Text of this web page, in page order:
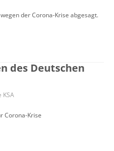
der Corona-Krise abgesagt.
des Deutschen
KSA
Corona-Krise